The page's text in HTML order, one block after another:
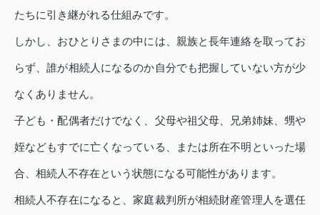
たちに引き継がれる仕組みです。
しかし、おひとりさまの中には、親族と長年連絡を取ってお
らず、誰が相続人になるのか自分でも把握していない方が少
なくありません。
子ども・配偶者だけでなく、父母や祖父母、兄弟姉妹、甥や
姪などもすでに亡くなっている、または所在不明といった場
合、相続人不存在という状態になる可能性があります。
相続人不存在になると、家庭裁判所が相続財産管理人を選任